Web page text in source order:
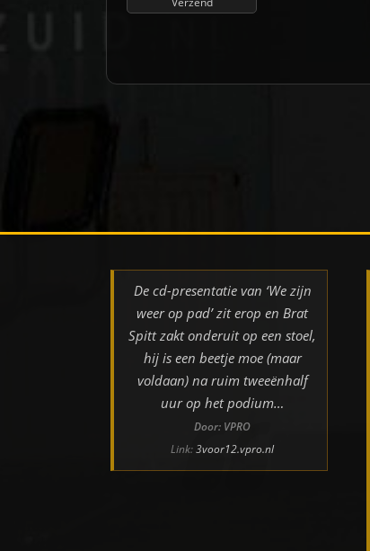
De cd-presentatie van ‘We zijn
weer op pad’ zit erop en Brat
Spitt zakt onderuit op een stoel,
hij is een beetje moe (maar
voldaan) na ruim tweeënhalf
uur op het podium…
Door: VPRO
Link:3voor12.vpro.nl